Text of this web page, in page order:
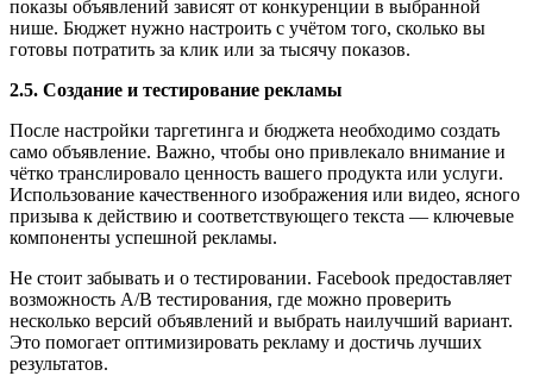
показы объявлений зависят от конкуренции в выбранной
нише. Бюджет нужно настроить с учётом того, сколько вы
готовы потратить за клик или за тысячу показов.
2.5. Создание и тестирование рекламы
После настройки таргетинга и бюджета необходимо создать
само объявление. Важно, чтобы оно привлекало внимание и
чётко транслировало ценность вашего продукта или услуги.
Использование качественного изображения или видео, ясного
призыва к действию и соответствующего текста — ключевые
компоненты успешной рекламы.
Не стоит забывать и о тестировании. Facebook предоставляет
возможность A/B тестирования, где можно проверить
несколько версий объявлений и выбрать наилучший вариант.
Это помогает оптимизировать рекламу и достичь лучших
результатов.